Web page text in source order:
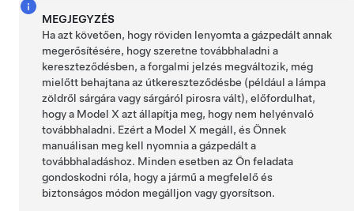
MEGJEGYZÉS
Ha azt követően, hogy röviden lenyomta a gázpedált annak
megerősítésére, hogy szeretne továbbhaladni a
kereszteződésben, a forgalmi jelzés megváltozik, még
mielőtt behajtana az útkereszteződésbe (például a lámpa
zöldről sárgára vagy sárgáról pirosra vált), előfordulhat,
hogy a Model X azt állapítja meg, hogy nem helyénvaló
továbbhaladni. Ezért a Model X megáll, és Önnek
manuálisan meg kell nyomnia a gázpedált a
továbbhaladáshoz. Minden esetben az Ön feladata
gondoskodni róla, hogy a jármű a megfelelő és
biztonságos módon megálljon vagy gyorsítson.